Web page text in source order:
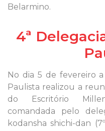
Belarmino.
4ª
No dia 5 de fevereiro
Paulista realizou a
do Escritório
comandada pelo
kodansha shichi-dan